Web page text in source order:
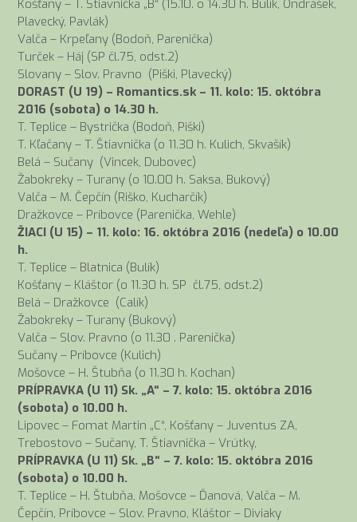
Košťany – T. Štiavnička „B“ (15.10. o 14.30 h. Bulík, Ondrášek,
Plavecký, Pavlák)
Valča – Krpeľany (Bodoň, Parenička)
Turček – Háj (SP čl.75, odst.2)
Slovany – Slov. Pravno (Piški, Plavecký)
DORAST (U 19) – Romantics.sk – 11. kolo: 15. októbra
2016 (sobota) o 14.30 h.
T. Teplice – Bystrička (Bodoň, Piški)
T. Kľačany – T. Štiavnička (o 11.30 h. Kulich, Skvašík)
Belá – Sučany (Vincek, Dubovec)
Žabokreky – Turany (o 10.00 h. Saksa, Bukový)
Valča – M. Čepčín (Riško, Kucharčík)
Dražkovce – Príbovce (Parenička, Wehle)
ŽIACI (U 15) – 11. kolo: 16. októbra 2016 (nedeľa) o 10.00
h.
T. Teplice – Blatnica (Bulík)
Košťany – Kláštor (o 11.30 h. SP čl.75, odst.2)
Belá – Dražkovce (Calík)
Žabokreky – Turany (Bukový)
Valča – Slov. Pravno (o 11.30 . Parenička)
Sučany – Príbovce (Kulich)
Mošovce – H. Štubňa (o 11.30 h. Kochan)
PRÍPRAVKA (U 11) Sk. „A“ – 7. kolo: 15. októbra 2016
(sobota) o 10.00 h.
Lipovec – Fomat Martin „C“, Košťany – Juventus ZA,
Trebostovo – Sučany, T. Štiavnička – Vrútky,
PRÍPRAVKA (U 11) Sk. „B“ – 7. kolo: 15. októbra 2016
(sobota) o 10.00 h.
T. Teplice – H. Štubňa, Mošovce – Ďanová, Valča – M.
Čepčín, Príbovce – Slov. Pravno, Kláštor – Diviaky